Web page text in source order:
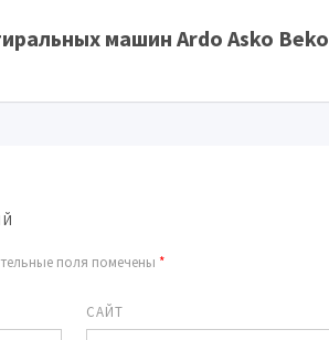
машин Ardo Asko Beko
поля помечены *
САЙТ